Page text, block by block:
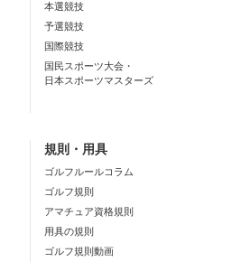
本選競技
予選競技
国際競技
国民スポーツ大会・
日本スポーツマスターズ
規則・用具
ゴルフルールコラム
ゴルフ規則
アマチュア資格規則
用具の規則
ゴルフ規則動画